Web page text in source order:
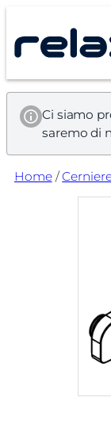
contenuto
Ci siamo
saremo di
Home/